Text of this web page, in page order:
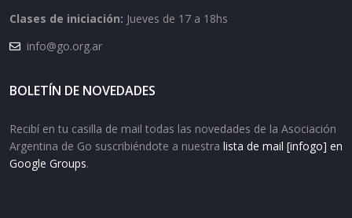
Clases de iniciación: Jueves de 17 a 18hs
info@go.org.ar
BOLETÍN DE NOVEDADES
Recibí en tu casilla de mail todas las novedades de la Asociación
Argentina de Go suscribiéndote a nuestra lista de mail [infogo] en
Google Groups.